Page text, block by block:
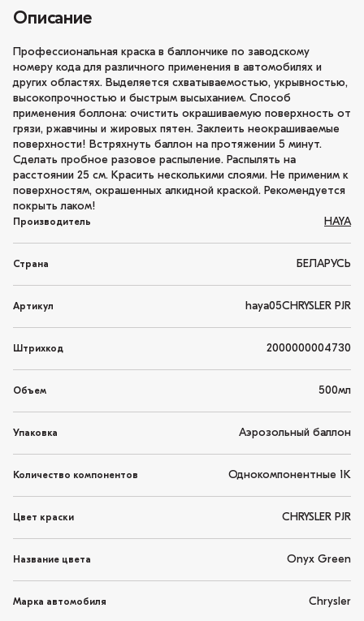
Описание
Профессиональная краска в баллончике по заводскому
номеру кода для различного применения в автомобилях и
других областях. Выделяется схватываемостью, укрывностью,
высокопрочностью и быстрым высыханием. Способ
применения боллона: очистить окрашиваемую поверхность от
грязи, ржавчины и жировых пятен. Заклеить неокрашиваемые
поверхности! Встряхнуть баллон на протяжении 5 минут.
Сделать пробное разовое распыление. Распылять на
расстоянии 25 см. Красить несколькими слоями. Не применим к
поверхностям, окрашенных алкидной краской. Рекомендуется
покрыть лаком!
Производитель HAYA
Страна БЕЛАРУСЬ
Артикул haya05CHRYSLER PJR
Штрихкод 2000000004730
Объем 500мл
Упаковка Аэрозольный баллон
Количество компонентов Однокомпонентные 1K
Цвет краски CHRYSLER PJR
Название цвета Onyx Green
Марка автомобиля Chrysler